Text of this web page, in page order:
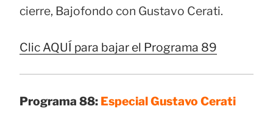
cierre, Bajofondo con Gustavo Cerati.
Clic AQUÍ para bajar el Programa 89
Programa 88: Especial Gustavo Cerati